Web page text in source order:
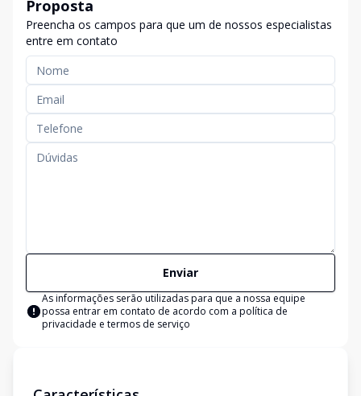
Proposta
Preencha os campos para que um de nossos especialistas
entre em contato
Enviar
As informações serão utilizadas para que a nossa equipe
possa entrar em contato de acordo com a política de
privacidade e termos de serviço